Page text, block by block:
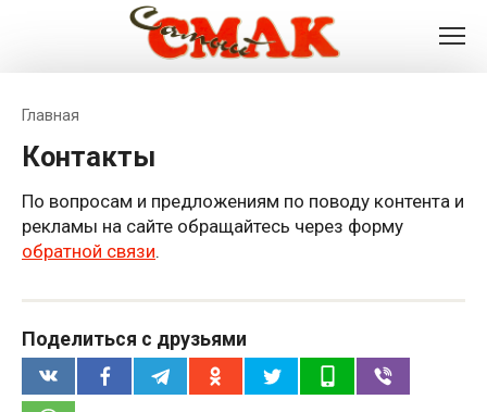
Главная
Контакты
По вопросам и предложениям по поводу контента и
рекламы на сайте обращайтесь через форму
обратной связи.
Поделиться с друзьями